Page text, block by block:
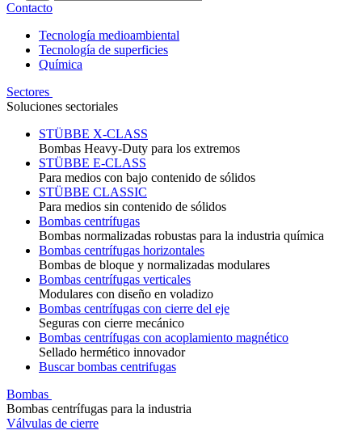
Contacto
Tecnología medioambiental
Tecnología de superficies
Química
Sectores
Soluciones sectoriales
STÜBBE X-CLASS
Bombas Heavy-Duty para los extremos
STÜBBE E-CLASS
Para medios con bajo contenido de sólidos
STÜBBE CLASSIC
Para medios sin contenido de sólidos
Bombas centrífugas
Bombas normalizadas robustas para la industria química
Bombas centrífugas horizontales
Bombas de bloque y normalizadas modulares
Bombas centrífugas verticales
Modulares con diseño en voladizo
Bombas centrífugas con cierre del eje
Seguras con cierre mecánico
Bombas centrífugas con acoplamiento magnético
Sellado hermético innovador
Buscar bombas centrifugas
Bombas
Bombas centrífugas para la industria
Válvulas de cierre